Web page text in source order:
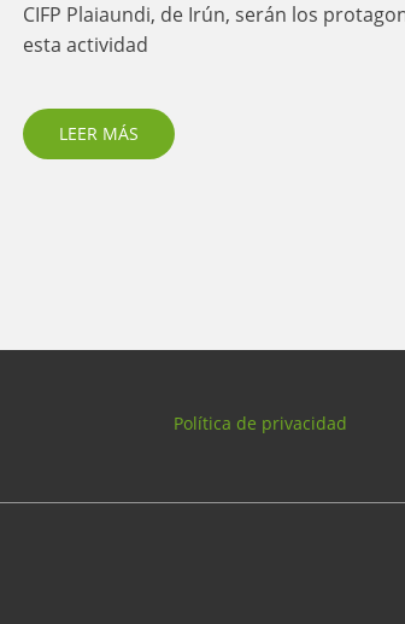
CIFP Plaiaundi, de Irún, serán los
esta actividad
LEER MÁS
Política de privacidad